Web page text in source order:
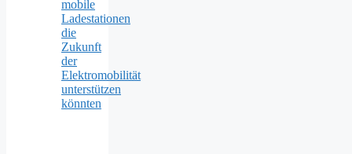
mobile
Ladestationen
die
Zukunft
der
Elektromobilität
unterstützen
könnten